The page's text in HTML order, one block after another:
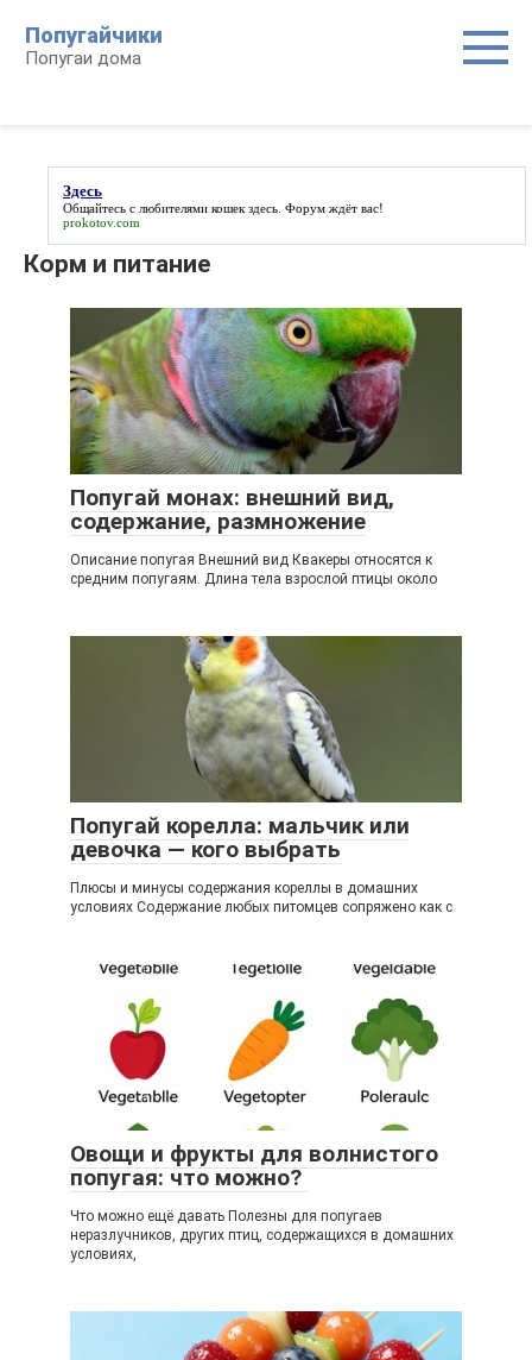
контенту
Попугайчики
Попугаи дома
Здесь
Общайтесь с любителями кошек здесь . Форум ждёт вас!
prokotov.com
Корм и питание
Попугай монах: внешний вид,
содержание, размножение
Описание попугая Внешний вид Квакеры относятся к
средним попугаям. Длина тела взрослой птицы около
Попугай корелла: мальчик или
девочка — кого выбрать
Плюсы и минусы содержания кореллы в домашних
условиях Содержание любых питомцев сопряжено как с
Овощи и фрукты для волнистого
попугая: что можно?
Что можно ещё давать Полезны для попугаев
неразлучников, других птиц, содержащихся в домашних
условиях,